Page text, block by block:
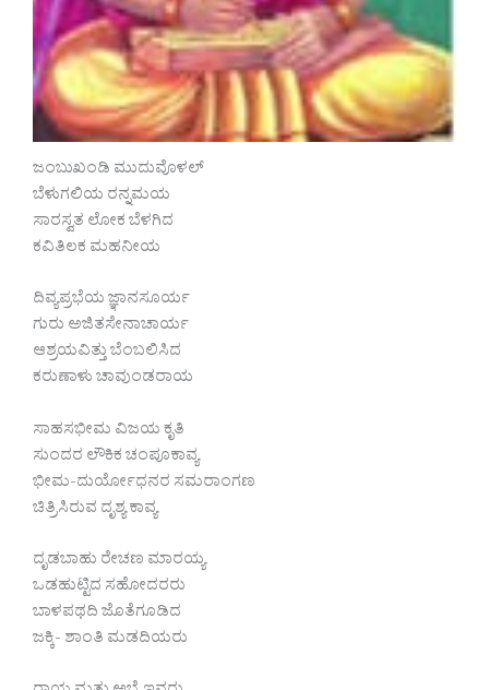
ಜಂಬುಖಂಡಿ ಮುದುವೊಳಲ್
ಬೆಳುಗಲಿಯ ರನ್ನಮಯ
ಸಾರಸ್ವತ ಲೋಕ ಬೆಳಗಿದ
ಕವಿತಿಲಕ ಮಹನೀಯ
ದಿವ್ಯಪ್ರಭೆಯ ಜ್ಞಾನಸೂರ್ಯ
ಗುರು ಅಜಿತಸೇನಾಚಾರ್ಯ
ಆಶ್ರಯವಿತ್ತು ಬೆಂಬಲಿಸಿದ
ಕರುಣಾಳು ಚಾವುಂಡರಾಯ
ಸಾಹಸಭೀಮ ವಿಜಯ ಕೃತಿ
ಸುಂದರ ಲೌಕಿಕ ಚಂಪೂಕಾವ್ಯ
ಭೀಮ-ದುರ್ಯೋಧನರ ಸಮರಾಂಗಣ
ಚಿತ್ರಿಸಿರುವ ದೃಶ್ಯ ಕಾವ್ಯ
ದೃಡಬಾಹು ರೇಚಣ ಮಾರಯ್ಯ
ಒಡಹುಟ್ಟಿದ ಸಹೋದರರು
ಬಾಳಪಥದಿ ಜೊತೆಗೂಡಿದ
ಜಕ್ಕಿ- ಶಾಂತಿ ಮಡದಿಯರು